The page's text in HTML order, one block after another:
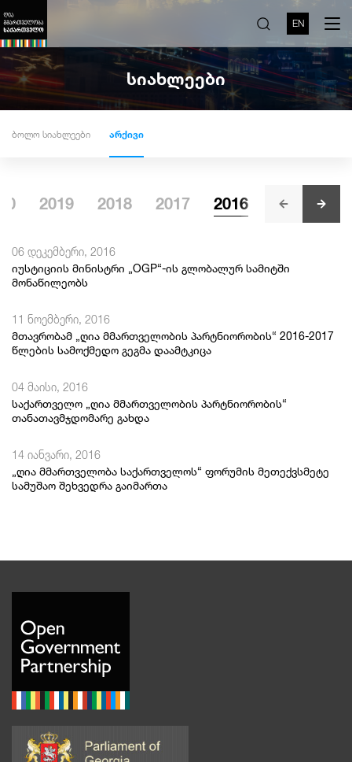
EN
სიახლეები
ბოლო სიახლეები არქივი
2019 2018 2017 2016 2015
06 დეკემბერი, 2016
იუსტიციის მინისტრი „OGP“-ის გლობალურ სამიტში
მონაწილეობს
11 ნოემბერი, 2016
მთავრობამ „ღია მმართველობის პარტნიორობის“ 2016-2017
წლების სამოქმედო გეგმა დაამტკიცა
04 მაისი, 2016
საქართველო „ღია მმართველობის პარტნიორობის“
თანათავმჯდომარე გახდა
14 იანვარი, 2016
„ღია მმართველობა საქართველოს“ ფორუმის მეთექვსმეტე
სამუშაო შეხვედრა გაიმართა